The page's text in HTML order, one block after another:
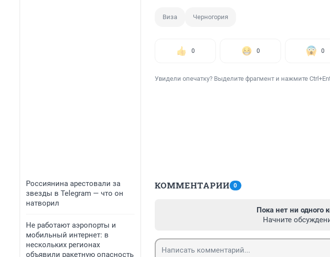
Россиянина арестовали за
звезды в Telegram — что он
натворил
Не работают аэропорты и
мобильный интернет: в
нескольких регионах
объявили ракетную опасность
Виза Черногория
0 0 0
Увидели опечатку? Выделите фрагмент и нажмите
КОММЕНТАРИИ 0
Пока нет ни одного
Начните